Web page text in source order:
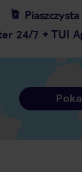
24/7 + TUI